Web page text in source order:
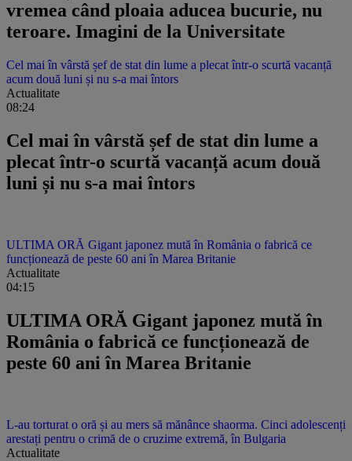
vremea când ploaia aducea bucurie, nu
teroare. Imagini de la Universitate
Cel mai în vârstă șef de stat din lume a plecat într-o scurtă vacanță
acum două luni și nu s-a mai întors
Actualitate
08:24
Cel mai în vârstă șef de stat din lume a
plecat într-o scurtă vacanță acum două
luni și nu s-a mai întors
ULTIMA ORĂ Gigant japonez mută în România o fabrică ce
funcționează de peste 60 ani în Marea Britanie
Actualitate
04:15
ULTIMA ORĂ Gigant japonez mută în
România o fabrică ce funcționează de
peste 60 ani în Marea Britanie
L-au torturat o oră și au mers să mănânce shaorma. Cinci adolescenți
arestați pentru o crimă de o cruzime extremă, în Bulgaria
Actualitate